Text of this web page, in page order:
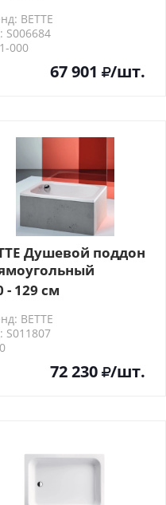
BETTE
S006684
000
67 901 /шт.
Душевой поддон
D5.2см,
- 129 см
BETTE
S011807
72 230 /шт.